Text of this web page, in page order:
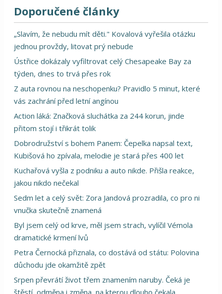
Doporučené články
„Slavím, že nebudu mít děti." Kovalová vyřešila otázku
jednou provždy, litovat prý nebude
Ústřice dokázaly vyfiltrovat celý Chesapeake Bay za
týden, dnes to trvá přes rok
Z auta rovnou na neschopenku? Pravidlo 5 minut, které
vás zachrání před letní angínou
Action láká: Značková sluchátka za 244 korun, jinde
přitom stojí i třikrát tolik
Dobrodružství s bohem Panem: Čepelka napsal text,
Kubišová ho zpívala, melodie je stará přes 400 let
Kuchařová vyšla z podniku a auto nikde. Přišla reakce,
jakou nikdo nečekal
Sedm let a celý svět: Zora Jandová prozradila, co pro ni
vnučka skutečně znamená
Byl jsem celý od krve, měl jsem strach, vylíčil Vémola
dramatické krmení lvů
Petra Černocká přiznala, co dostává od státu: Polovina
důchodu jde okamžitě zpět
Srpen převrátí život třem znamením naruby. Čeká je
štěstí, odměna i změna, na kterou dlouho čekala